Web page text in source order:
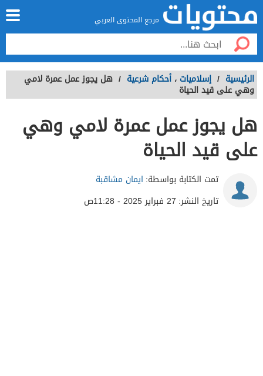
مرجع المحتوى العربي
الرئيسية / إسلاميات ، أحكام شرعية / هل يجوز عمل عمرة لامي
وهي على قيد الحياة
هل يجوز عمل عمرة لامي وهي
على قيد الحياة
تمت الكتابة بواسطة: ايمان مشاقبة
تاريخ النشر: 27 فبراير 2025 - 11:28ص